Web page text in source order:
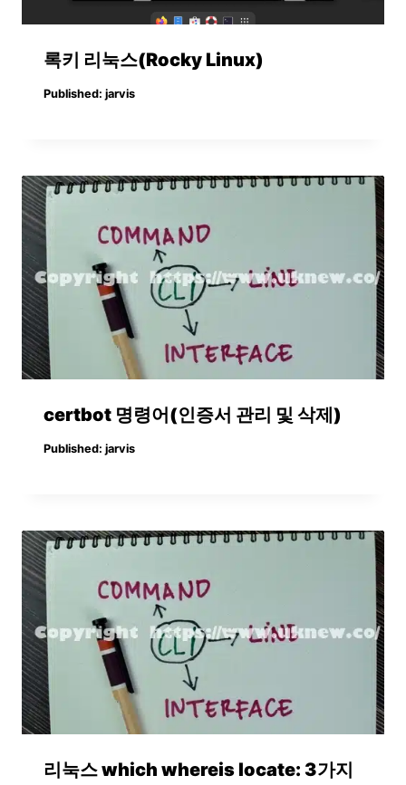
록키 리눅스(Rocky Linux)
Published: jarvis
certbot 명령어(인증서 관리 및 삭제)
Published: jarvis
리눅스 which whereis locate: 3가지